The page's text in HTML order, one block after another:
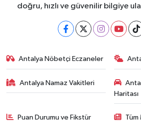
doğru, hızlı ve güvenilir bilgiye
Antalya Nöbetçi Eczaneler
Antalya Namaz Vakitleri
Haritası
Puan Durumu ve Fikstür